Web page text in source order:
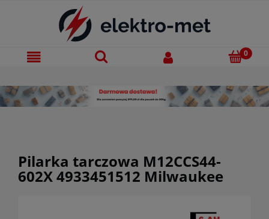
Pilarka tarczowa M12CCS44-
602X 4933451512 Milwaukee